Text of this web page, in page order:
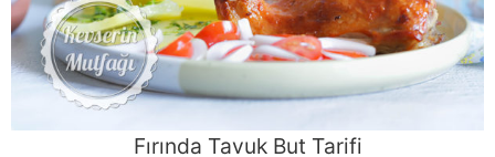
Fırında Tavuk But Tarifi